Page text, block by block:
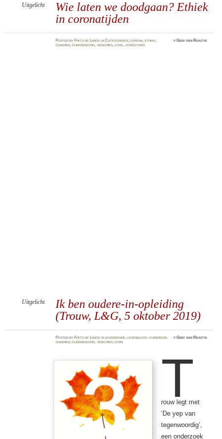
Wie laten we doodgaan? Ethiek
in coronatijden
Uitgelicht
Postedby Frits de Lange inCategorieën,corona,ethiek,
ouderen,ouderenzorg,senioren,zorg,zorgethiek
≈Geef een Reactie
Ik ben oudere-in-opleiding
(Trouw, L&G, 5 oktober 2019)
Uitgelicht
Postedby Frits de Lange inlevenseinde,levensloop,ouderdom,
ouderen,ouderenzorg,senioren,zorg
≈Geef een Reactie
T
rouw legt met
‘De yep van
tegenwoordig’,
een onderzoek